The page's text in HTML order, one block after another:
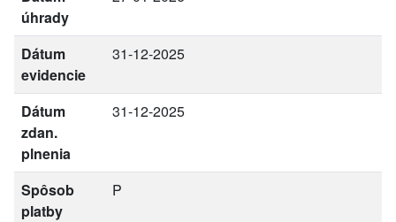
úhrady
Dátum
evidencie
31-12-2025
Dátum
zdan.
plnenia
31-12-2025
Spôsob
platby
P